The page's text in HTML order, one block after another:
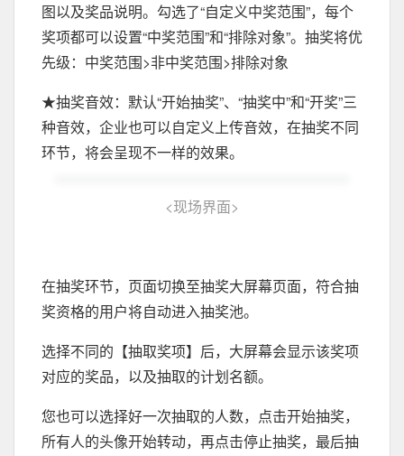
图以及奖品说明。勾选了“自定义中奖范围”，每个
奖项都可以设置“中奖范围”和“排除对象”。抽奖将优
先级：中奖范围>非中奖范围>排除对象
★抽奖音效：默认“开始抽奖”、“抽奖中”和“开奖”三
种音效，企业也可以自定义上传音效，在抽奖不同
环节，将会呈现不一样的效果。
<现场界面>
在抽奖环节，页面切换至抽奖大屏幕页面，符合抽
奖资格的用户将自动进入抽奖池。
选择不同的【抽取奖项】后，大屏幕会显示该奖项
对应的奖品，以及抽取的计划名额。
您也可以选择好一次抽取的人数，点击开始抽奖，
所有人的头像开始转动，再点击停止抽奖，最后抽